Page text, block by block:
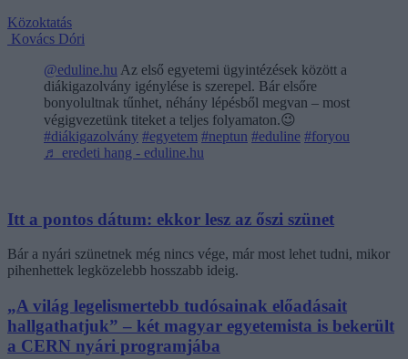
Közoktatás
Kovács Dóri
@eduline.hu Az első egyetemi ügyintézések között a
diákigazolvány igénylése is szerepel. Bár elsőre
bonyolultnak tűnhet, néhány lépésből megvan – most
végigvezetünk titeket a teljes folyamaton.😉
#diákigazolvány #egyetem #neptun #eduline #foryou
♬ eredeti hang - eduline.hu
Itt a pontos dátum: ekkor lesz az őszi szünet
Bár a nyári szünetnek még nincs vége, már most lehet tudni, mikor
pihenhettek legközelebb hosszabb ideig.
„A világ legelismertebb tudósainak előadásait
hallgathatjuk” – két magyar egyetemista is bekerült
a CERN nyári programjába